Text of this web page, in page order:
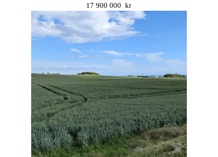
17 900 000 kr